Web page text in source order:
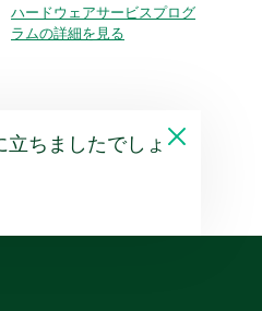
ハードウェアサービスプログ
ラムの詳細を見る
立ちましたでしょ